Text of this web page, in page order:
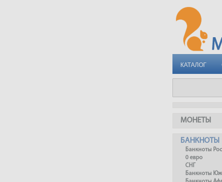
КАТАЛОГ
МОНЕТЫ
БАНКНОТЫ
Банкноты
0 евро
СНГ
Банкноты